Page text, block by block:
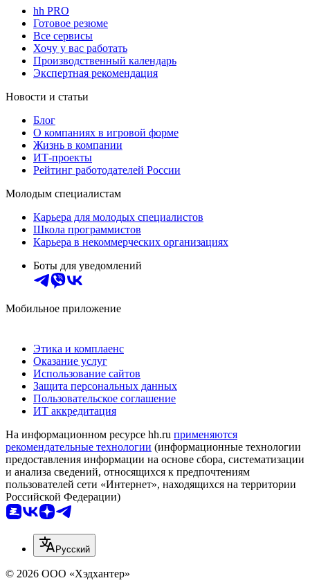
hh PRO
Готовое резюме
Все сервисы
Хочу у вас работать
Производственный календарь
Экспертная рекомендация
Новости и статьи
Блог
О компаниях в игровой форме
Жизнь в компании
ИТ-проекты
Рейтинг работодателей России
Молодым специалистам
Карьера для молодых специалистов
Школа программистов
Карьера в некоммерческих организациях
Боты для уведомлений
Мобильное приложение
Этика и комплаенс
Оказание услуг
Использование сайтов
Защита персональных данных
Пользовательское соглашение
ИТ аккредитация
На информационном ресурсе hh.ru применяются
рекомендательные технологии (информационные технологии
предоставления информации на основе сбора, систематизации
и анализа сведений, относящихся к предпочтениям
пользователей сети «Интернет», находящихся на территории
Российской Федерации)
Русский
© 2026 ООО «Хэдхантер»